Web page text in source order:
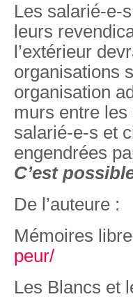
Les salarié-e-
leurs
l’extérieur
organisations
organisation
murs entre
salarié-e-s et
engendrées
C’est
De l’auteure :
Mémoires
peur/
Les Blancs et